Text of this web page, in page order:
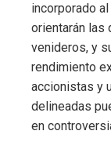
incorporado
orientarán las
venideros, y
rendimiento
accionistas y
delineadas
en